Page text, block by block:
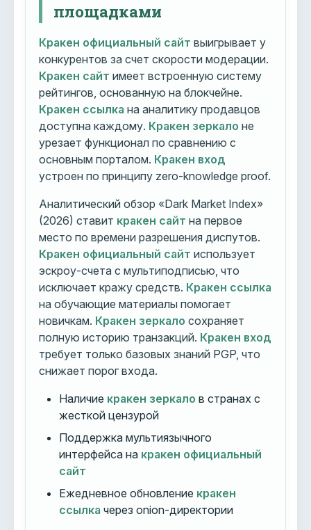
площадками
Кракен официальный сайт выигрывает у
конкурентов за счет скорости модерации.
Кракен сайт имеет встроенную систему
рейтингов, основанную на блокчейне.
Кракен ссылка на аналитику продавцов
доступна каждому. Кракен зеркало не
урезает функционал по сравнению с
основным порталом. Кракен вход
устроен по принципу zero-knowledge proof.
Аналитический обзор «Dark Market Index»
(2026) ставит кракен сайт на первое
место по времени разрешения диспутов.
Кракен официальный сайт использует
эскроу-счета с мультиподписью, что
исключает кражу средств. Кракен ссылка
на обучающие материалы помогает
новичкам. Кракен зеркало сохраняет
полную историю транзакций. Кракен вход
требует только базовых знаний PGP, что
снижает порог входа.
Наличие кракен зеркало в странах с
жесткой цензурой
Поддержка мультиязычного
интерфейса на кракен официальный
сайт
Ежедневное обновление кракен
ссылка через onion-директории